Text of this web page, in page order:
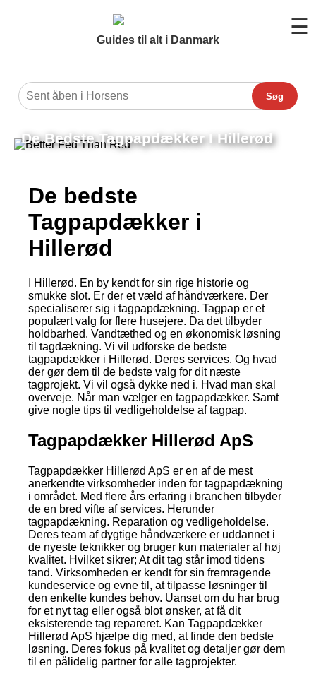
Guides til alt i Danmark
☰
Søg
De Bedste Tagpapdækker I Hillerød
De bedste
Tagpapdækker i
Hillerød
I Hillerød. En by kendt for sin rige historie og
smukke slot. Er der et væld af håndværkere. Der
specialiserer sig i tagpapdækning. Tagpap er et
populært valg for flere husejere. Da det tilbyder
holdbarhed. Vandtæthed og en økonomisk løsning
til tagdækning. Vi vil udforske de bedste
tagpapdækker i Hillerød. Deres services. Og hvad
der gør dem til de bedste valg for dit næste
tagprojekt. Vi vil også dykke ned i. Hvad man skal
overveje. Når man vælger en tagpapdækker. Samt
give nogle tips til vedligeholdelse af tagpap.
Tagpapdækker Hillerød ApS
Tagpapdækker Hillerød ApS er en af de mest
anerkendte virksomheder inden for tagpapdækning
i området. Med flere års erfaring i branchen tilbyder
de en bred vifte af services. Herunder
tagpapdækning. Reparation og vedligeholdelse.
Deres team af dygtige håndværkere er uddannet i
de nyeste teknikker og bruger kun materialer af høj
kvalitet. Hvilket sikrer; At dit tag står imod tidens
tand. Virksomheden er kendt for sin fremragende
kundeservice og evne til, at tilpasse løsninger til
den enkelte kundes behov. Uanset om du har brug
for et nyt tag eller også blot ønsker, at få dit
eksisterende tag repareret. Kan Tagpapdækker
Hillerød ApS hjælpe dig med, at finde den bedste
løsning. Deres fokus på kvalitet og detaljer gør dem
til en pålidelig partner for alle tagprojekter.